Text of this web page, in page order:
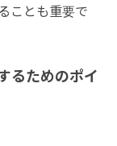
ことも重要で
るためのポイ